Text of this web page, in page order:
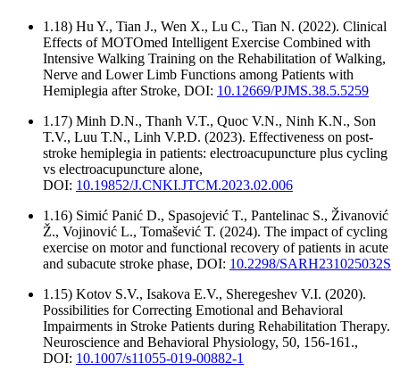
1.18) Hu Y., Tian J., Wen X., Lu C., Tian N. (2022). Clinical
Effects of MOTOmed Intelligent Exercise Combined with
Intensive Walking Training on the Rehabilitation of Walking,
Nerve and Lower Limb Functions among Patients with
Hemiplegia after Stroke, DOI: 10.12669/PJMS.38.5.5259
1.17) Minh D.N., Thanh V.T., Quoc V.N., Ninh K.N., Son
T.V., Luu T.N., Linh V.P.D. (2023). Effectiveness on post-
stroke hemiplegia in patients: electroacupuncture plus cycling
vs electroacupuncture alone,
DOI: 10.19852/J.CNKI.JTCM.2023.02.006
1.16) Simić Panić D., Spasojević T., Pantelinac S., Živanović
Ž., Vojinović L., Tomašević T. (2024). The impact of cycling
exercise on motor and functional recovery of patients in acute
and subacute stroke phase, DOI: 10.2298/SARH231025032S
1.15) Kotov S.V., Isakova E.V., Sheregeshev V.I. (2020).
Possibilities for Correcting Emotional and Behavioral
Impairments in Stroke Patients during Rehabilitation Therapy.
Neuroscience and Behavioral Physiology, 50, 156-161.,
DOI: 10.1007/s11055-019-00882-1